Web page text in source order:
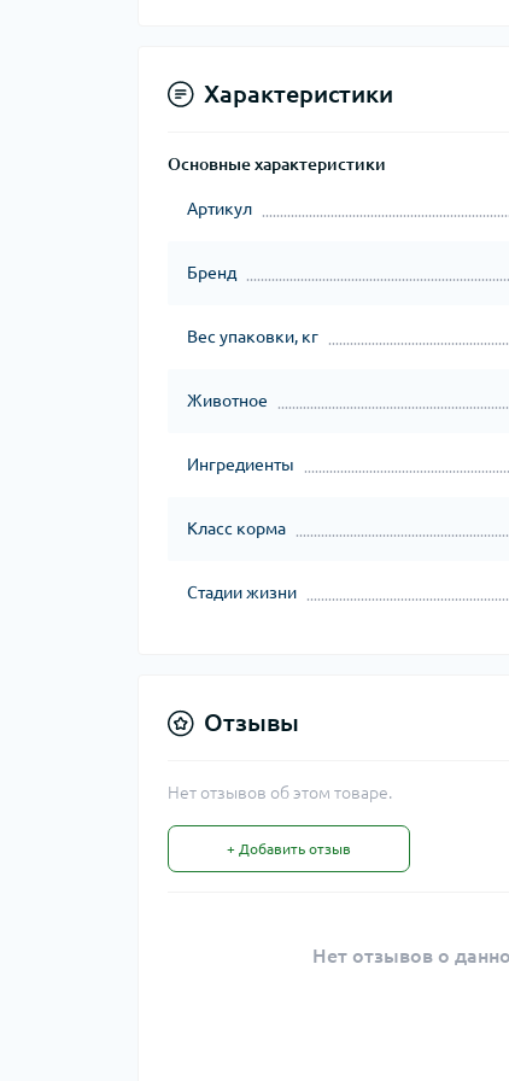
Характеристики
Основные характеристики
Артикул
Бренд
Вес упаковки, кг
Животное
Ингредиенты
Класс корма
Стадии жизни
Отзывы
Нет отзывов об этом товаре.
+ Добавить отзыв
Нет отзывов о